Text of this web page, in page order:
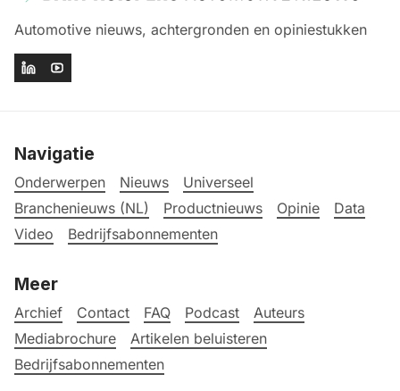
Automotive nieuws, achtergronden en opiniestukken
Navigatie
Onderwerpen Nieuws
Universeel
Branchenieuws (NL)
Productnieuws Opinie
Data
Video
Bedrijfsabonnementen
Meer
Archief Contact FAQ Podcast
Auteurs
Mediabrochure
Artikelen beluisteren
Bedrijfsabonnementen